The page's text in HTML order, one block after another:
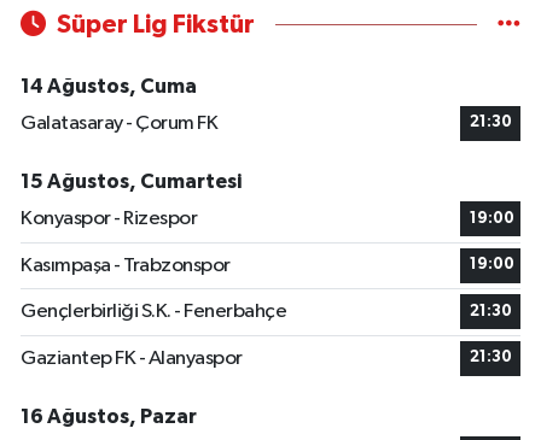
Süper Lig Fikstür
14 Ağustos, Cuma
Galatasaray - Çorum FK
21:30
15 Ağustos, Cumartesi
Konyaspor - Rizespor
19:00
Kasımpaşa - Trabzonspor 19:00
Gençlerbirliği S.K. - Fenerbahçe 21:30
Gaziantep FK - Alanyaspor 21:30
16 Ağustos, Pazar